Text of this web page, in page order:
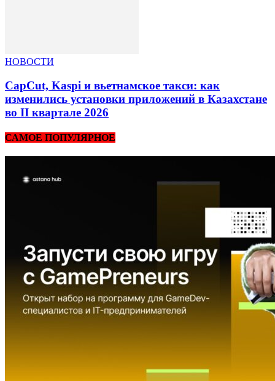
НОВОСТИ
CapCut, Kaspi и вьетнамское такси: как
изменились установки приложений в Казахстане
во II квартале 2026
САМОЕ ПОПУЛЯРНОЕ